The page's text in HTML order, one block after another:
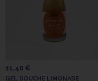
11,40 €
GEL DOUCHE LIMONADE